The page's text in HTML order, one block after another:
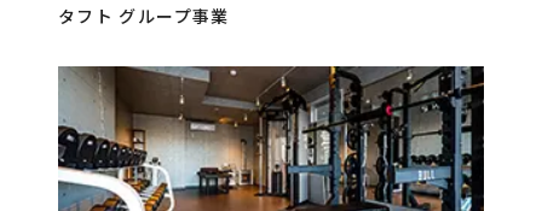
タフト グループ事業